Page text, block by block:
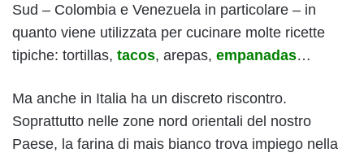
Sud – Colombia e Venezuela in particolare – in
quanto viene utilizzata per cucinare molte ricette
tipiche: tortillas, tacos, arepas, empanadas…
Ma anche in Italia ha un discreto riscontro.
Soprattutto nelle zone nord orientali del nostro
Paese, la farina di mais bianco trova impiego nella